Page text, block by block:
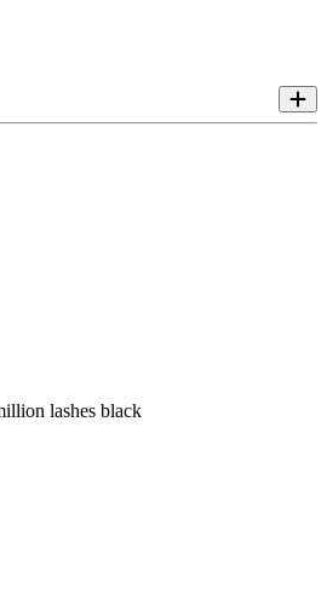
lashes black